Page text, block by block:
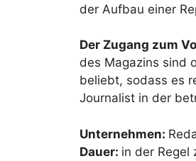
der Aufbau einer
Der Zugang zum
des Magazins sind
beliebt, sodass es
Journalist in der
Unternehmen:
Dauer: in der Regel